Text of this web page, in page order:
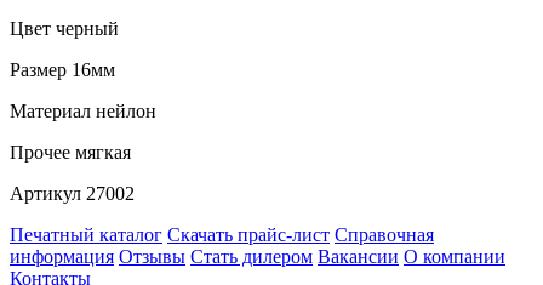
Цвет черный
Размер 16мм
Материал нейлон
Прочее мягкая
Артикул 27002
Печатный каталог Скачать прайс-лист Справочная
информация Отзывы Стать дилером Вакансии О компании
Контакты